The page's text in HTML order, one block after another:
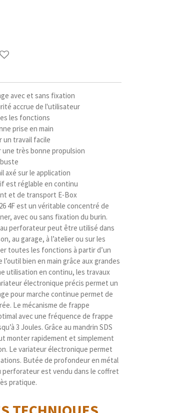
avec et sans fixation
accrue de l'utilisateur
les fonctions
prise en main
travail facile
une très bonne propulsion
axé sur le application
est réglable en continu
et de transport E-Box
4F est un véritable concentré de
avec ou sans fixation du burin.
perforateur peut être utilisé dans
au garage, à l’atelier ou sur les
toutes les fonctions à partir d’un
bien en main grâce aux grandes
utilisation en continu, les travaux
électronique précis permet un
pour marche continue permet de
Le mécanisme de frappe
avec une fréquence de frappe
3 Joules. Grâce au mandrin SDS
monter rapidement et simplement
Le variateur électronique permet
Butée de profondeur en métal
perforateur est vendu dans le coffret
pratique.